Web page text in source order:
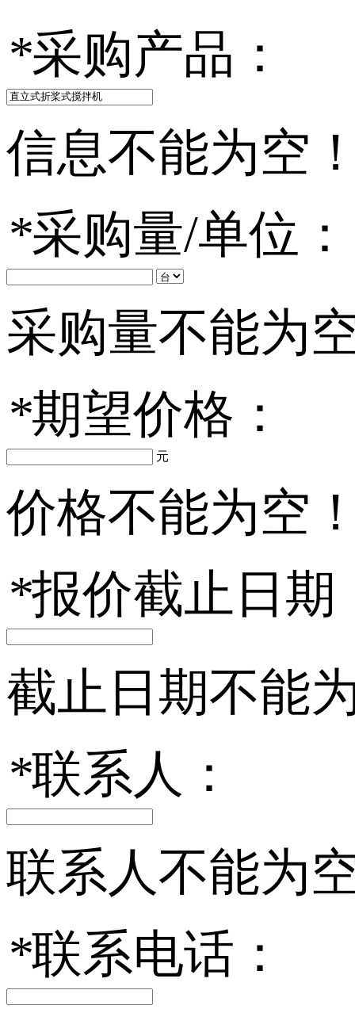
*采购产品：
信息不能为空
*采购量/单位：
采购量不能为
*期望价格：
元
价格不能为空
*报价截止日期
截止日期不能
*联系人：
联系人不能为
*联系电话：